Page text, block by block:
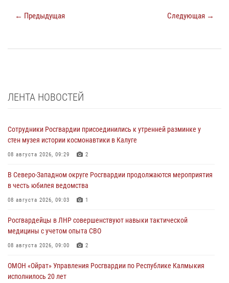
← Предыдущая Следующая →
ЛЕНТА НОВОСТЕЙ
Сотрудники Росгвардии присоединились к утренней разминке у
стен музея истории космонавтики в Калуге
08 августа 2026, 09:29 2
В Северо-Западном округе Росгвардии продолжаются мероприятия
в честь юбилея ведомства
08 августа 2026, 09:03 1
Росгвардейцы в ЛНР совершенствуют навыки тактической
медицины с учетом опыта СВО
08 августа 2026, 09:00 2
ОМОН «Ойрат» Управления Росгвардии по Республике Калмыкия
исполнилось 20 лет